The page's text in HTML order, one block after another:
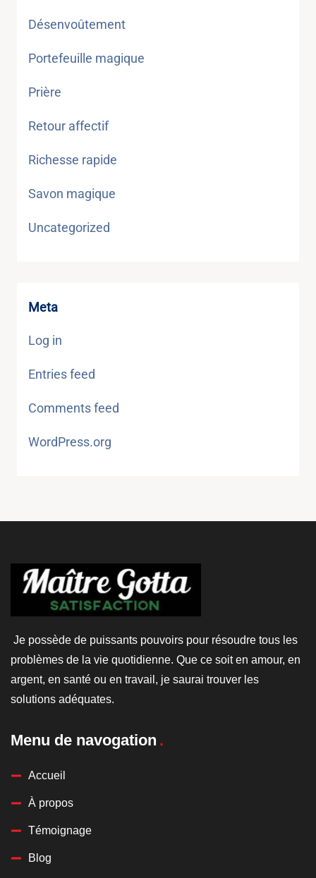
Désenvoûtement
Portefeuille magique
Prière
Retour affectif
Richesse rapide
Savon magique
Uncategorized
Meta
Log in
Entries feed
Comments feed
WordPress.org
Je possède de puissants pouvoirs pour résoudre tous les
problèmes de la vie quotidienne. Que ce soit en amour, en
argent, en santé ou en travail, je saurai trouver les
solutions adéquates.
Menu de navogation
Accueil
À propos
Témoignage
Blog